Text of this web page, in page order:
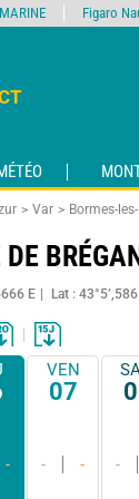
Var Bormes-
DE
E Lat : 43°5’,586
-
VEN
07
- - -
Figaro